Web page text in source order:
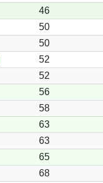
46
50
50
52
52
56
58
63
63
65
68